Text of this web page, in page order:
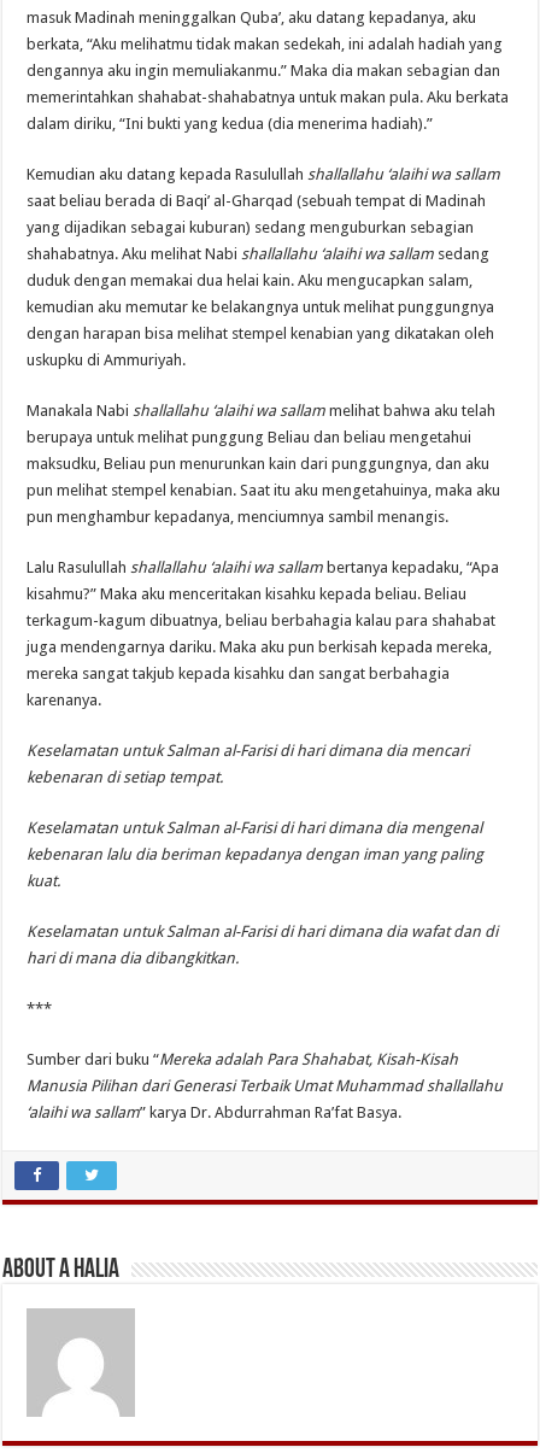
masuk Madinah meninggalkan Quba’, aku datang kepadanya, aku
berkata, “Aku melihatmu tidak makan sedekah, ini adalah hadiah yang
dengannya aku ingin memuliakanmu.” Maka dia makan sebagian dan
memerintahkan shahabat-shahabatnya untuk makan pula. Aku berkata
dalam diriku, “Ini bukti yang kedua (dia menerima hadiah).”
Kemudian aku datang kepada Rasulullah shallallahu ‘alaihi wa sallam
saat beliau berada di Baqi’ al-Gharqad (sebuah tempat di Madinah
yang dijadikan sebagai kuburan) sedang menguburkan sebagian
shahabatnya. Aku melihat Nabi shallallahu ‘alaihi wa sallam sedang
duduk dengan memakai dua helai kain. Aku mengucapkan salam,
kemudian aku memutar ke belakangnya untuk melihat punggungnya
dengan harapan bisa melihat stempel kenabian yang dikatakan oleh
uskupku di Ammuriyah.
Manakala Nabi shallallahu ‘alaihi wa sallam melihat bahwa aku telah
berupaya untuk melihat punggung Beliau dan beliau mengetahui
maksudku, Beliau pun menurunkan kain dari punggungnya, dan aku
pun melihat stempel kenabian. Saat itu aku mengetahuinya, maka aku
pun menghambur kepadanya, menciumnya sambil menangis.
Lalu Rasulullah shallallahu ‘alaihi wa sallam bertanya kepadaku, “Apa
kisahmu?” Maka aku menceritakan kisahku kepada beliau. Beliau
terkagum-kagum dibuatnya, beliau berbahagia kalau para shahabat
juga mendengarnya dariku. Maka aku pun berkisah kepada mereka,
mereka sangat takjub kepada kisahku dan sangat berbahagia
karenanya.
Keselamatan untuk Salman al-Farisi di hari dimana dia mencari
kebenaran di setiap tempat.
Keselamatan untuk Salman al-Farisi di hari dimana dia mengenal
kebenaran lalu dia beriman kepadanya dengan iman yang paling
kuat.
Keselamatan untuk Salman al-Farisi di hari dimana dia wafat dan di
hari di mana dia dibangkitkan.
***
Sumber dari buku “Mereka adalah Para Shahabat, Kisah-Kisah
Manusia Pilihan dari Generasi Terbaik Umat Muhammad shallallahu
‘alaihi wa sallam” karya Dr. Abdurrahman Ra’fat Basya.
About A Halia